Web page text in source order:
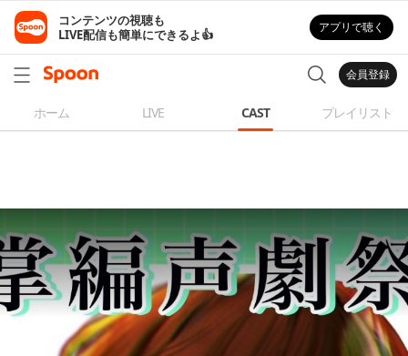
コンテンツの視聴も
LIVE配信も簡単にできるよ👍
アプリで聴く
会員登録
ホーム LIVE CAST プレイリスト